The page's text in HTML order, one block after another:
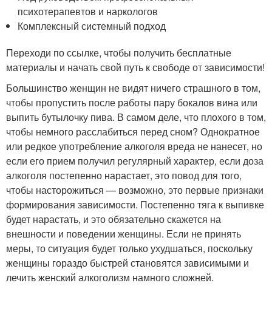
психотерапевтов и наркологов
Комплексный системный подход
Переходи по ссылке, чтобы получить бесплатные
материалы и начать свой путь к свободе от зависимости!
Большинство женщин не видят ничего страшного в том,
чтобы пропустить после работы пару бокалов вина или
выпить бутылочку пива. В самом деле, что плохого в том,
чтобы немного расслабиться перед сном? Однократное
или редкое употребление алкоголя вреда не нанесет, но
если его прием получил регулярный характер, если доза
алкоголя постепенно нарастает, это повод для того,
чтобы насторожиться — возможно, это первые признаки
формирования зависимости. Постепенно тяга к выпивке
будет нарастать, и это обязательно скажется на
внешности и поведении женщины. Если не принять
меры, то ситуация будет только ухудшаться, поскольку
женщины гораздо быстрей становятся зависимыми и
лечить женский алкоголизм намного сложней.